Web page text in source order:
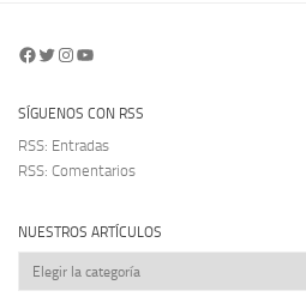
Facebook
Twitter
Instagram
YouTube
SÍGUENOS CON RSS
RSS: Entradas
RSS: Comentarios
NUESTROS ARTÍCULOS
Nuestros
artículos